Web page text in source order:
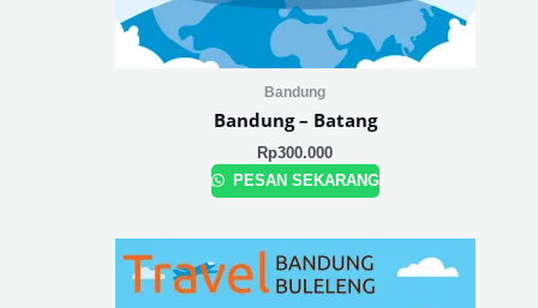
Bandung
Bandung – Batang
Rp300.000
PESAN SEKARANG